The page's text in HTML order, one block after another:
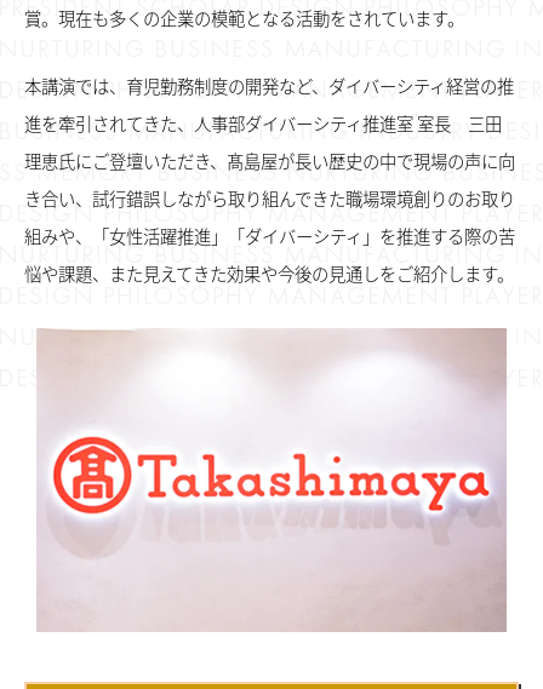
賞。現在も多くの企業の模範となる活動をされています。
本講演では、育児勤務制度の開発など、ダイバーシティ経営の推
進を牽引されてきた、人事部ダイバーシティ推進室 室長 三田
理恵氏にご登壇いただき、髙島屋が長い歴史の中で現場の声に向
き合い、試行錯誤しながら取り組んできた職場環境創りのお取り
組みや、「女性活躍推進」「ダイバーシティ」を推進する際の苦
悩や課題、また見えてきた効果や今後の見通しをご紹介します。